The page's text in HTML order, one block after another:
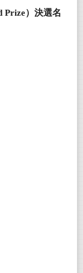
）決選名